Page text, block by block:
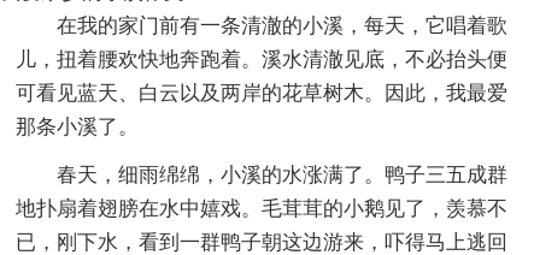
在我的家门前有一条清澈的小溪，每天，它唱着歌
儿，扭着腰欢快地奔跑着。溪水清澈见底，不必抬头便
可看见蓝天、白云以及两岸的花草树木。因此，我最爱
那条小溪了。
春天，细雨绵绵，小溪的水涨满了。鸭子三五成群
地扑扇着翅膀在水中嬉戏。毛茸茸的小鹅见了，羡慕不
已，刚下水，看到一群鸭子朝这边游来，吓得马上逃回